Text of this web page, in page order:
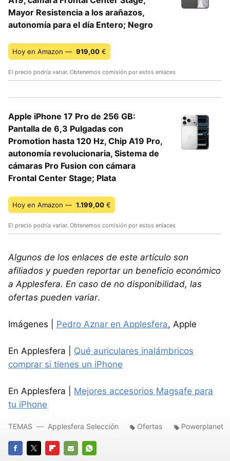
Mayor Resistencia a los arañazos,
autonomía para el día Entero; Negro
Hoy en Amazon — 919,00 €
El precio podría variar. Obtenemos comisión por estos enlaces
Apple iPhone 17 Pro de 256 GB:
Pantalla de 6,3 Pulgadas con
Promotion hasta 120 Hz, Chip A19 Pro,
autonomía revolucionaria, Sistema de
cámaras Pro Fusion con cámara
Frontal Center Stage; Plata
Hoy en Amazon — 1.199,00 €
El precio podría variar. Obtenemos comisión por estos enlaces
Algunos de los enlaces de este artículo son
afiliados y pueden reportar un beneficio económico
a Applesfera. En caso de no disponibilidad, las
ofertas pueden variar.
Imágenes | Pedro Aznar en Applesfera, Apple
En Applesfera | Qué auriculares inalámbricos
comprar si tienes un iPhone
En Applesfera | Mejores accesorios Magsafe para
tu iPhone
TEMAS Applesfera Selección Ofertas Powerplanet